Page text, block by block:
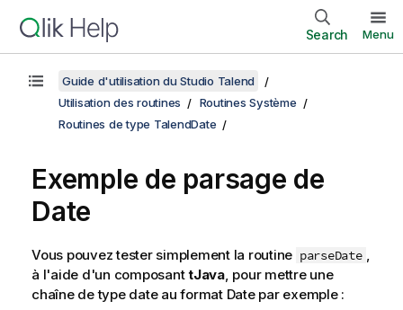
Search Menu
Guide d'utilisation du Studio Talend
Utilisation des routines
Routines Système
Routines de type TalendDate
Exemple de parsage de
Date
Vous pouvez tester simplement la routine parseDate ,
à l'aide d'un composanttJava, pour mettre une
chaîne de type date au format Date par exemple :